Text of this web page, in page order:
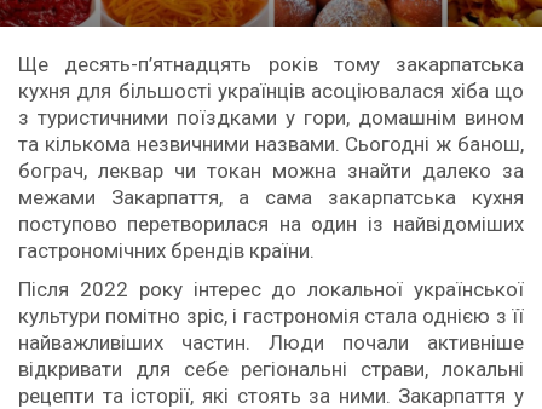
Ще десять-п’ятнадцять років тому закарпатська
кухня для більшості українців асоціювалася хіба що
з туристичними поїздками у гори, домашнім вином
та кількома незвичними назвами. Сьогодні ж банош,
бограч, леквар чи токан можна знайти далеко за
межами Закарпаття, а сама закарпатська кухня
поступово перетворилася на один із найвідоміших
гастрономічних брендів країни.
Після 2022 року інтерес до локальної української
культури помітно зріс, і гастрономія стала однією з її
найважливіших частин. Люди почали активніше
відкривати для себе регіональні страви, локальні
рецепти та історії, які стоять за ними. Закарпаття у